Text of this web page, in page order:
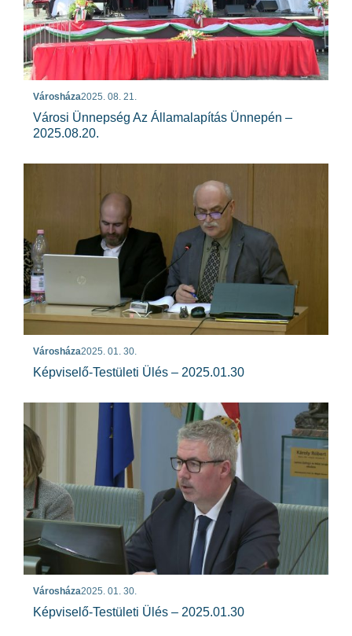
Városháza2025. 08. 21.
Városi Ünnepség Az Államalapítás Ünnepén –
2025.08.20.
Városháza2025. 01. 30.
Képviselő-Testületi Ülés – 2025.01.30
Városháza2025. 01. 30.
Képviselő-Testületi Ülés – 2025.01.30